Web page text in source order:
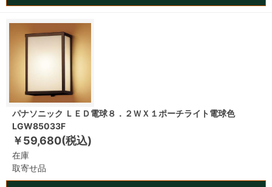
パナソニック ＬＥＤ電球８．２ＷＸ１ポーチライト電球色
LGW85033F
￥59,680(税込)
在庫
取寄せ品